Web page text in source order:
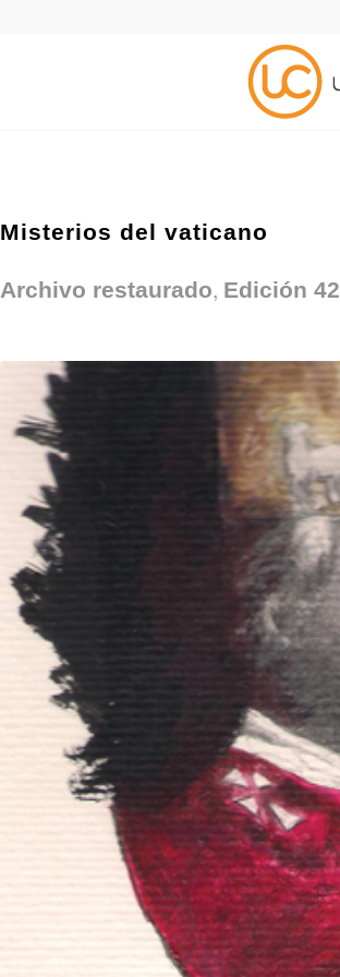
Misterios del vaticano
Archivo restaurado, Edición 42